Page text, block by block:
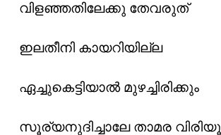
വിളഞ്ഞതിലേക്കു തേവരുത്
ഇലതീനി കായറിയില്ല
ഏച്ചുകെട്ടിയാൽ മുഴച്ചിരിക്കും
സൂര്യനുദിച്ചാലേ താമര വിരിയൂ